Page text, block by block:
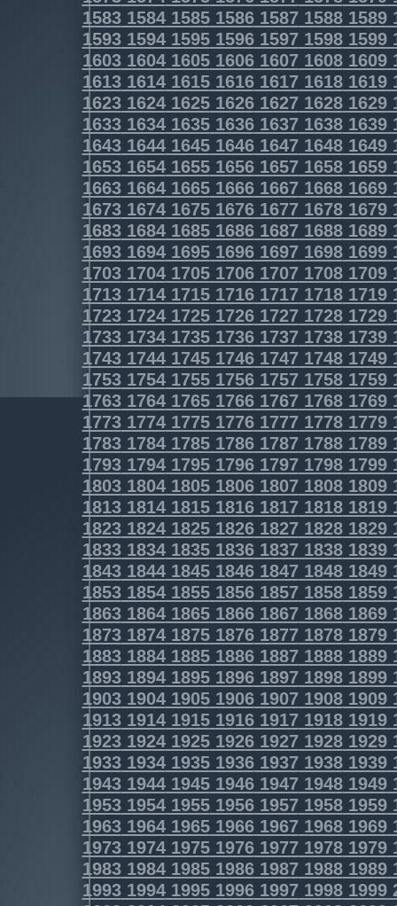
1583158415851586158715881589
1593159415951596159715981599
1603160416051606160716081609
1613161416151616161716181619
1623162416251626162716281629
1633163416351636163716381639
1643164416451646164716481649
1653165416551656165716581659
1663166416651666166716681669
1673167416751676167716781679
1683168416851686168716881689
1693169416951696169716981699
1703170417051706170717081709
1713171417151716171717181719
1723172417251726172717281729
1733173417351736173717381739
1743174417451746174717481749
1753175417551756175717581759
1763176417651766176717681769
1773177417751776177717781779
1783178417851786178717881789
1793179417951796179717981799
1803180418051806180718081809
1813181418151816181718181819
1823182418251826182718281829
1833183418351836183718381839
1843184418451846184718481849
1853185418551856185718581859
1863186418651866186718681869
1873187418751876187718781879
1883188418851886188718881889
1893189418951896189718981899
1903190419051906190719081909
1913191419151916191719181919
1923192419251926192719281929
1933193419351936193719381939
1943194419451946194719481949
1953195419551956195719581959
1963196419651966196719681969
1973197419751976197719781979
1983198419851986198719881989
1993199419951996199719981999